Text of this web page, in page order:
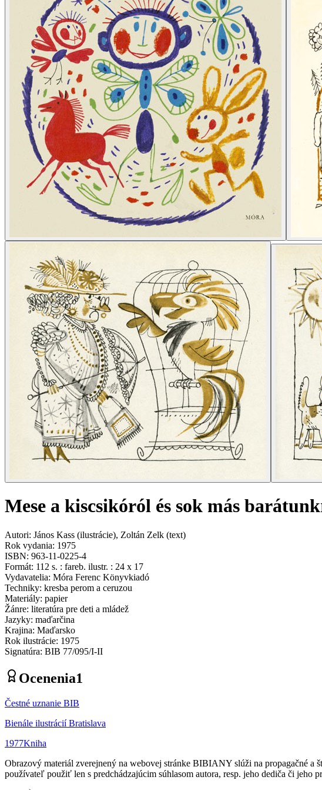
Mese a kiscsikóról és sok más
Autori: János Kass (ilustrácie), Zoltán Zelk (text)
Rok vydania: 1975
ISBN: 963-11-0225-4
Formát: 112 s. : fareb. ilustr. : 24 x 17
Vydavatelia: Móra Ferenc Könyvkiadó
Techniky: kresba perom a ceruzou
Materiály: papier
Žánre: literatúra pre deti a mládež
Jazyky: maďarčina
Krajina: Maďarsko
Rok ilustrácie: 1975
Signatúra: BIB 77/095/I-II
Ocenenia1
Čestné uznanie BIB
Bienále ilustrácií Bratislava
1977Kniha
Obrazový materiál zverejnený na webovej stránke BIBIANY slúži na propagačné a
používateľ použiť len s predchádzajúcim súhlasom autora, resp. jeho dediča či jeho